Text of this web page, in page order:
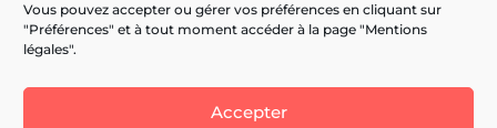
Vous pouvez accepter ou gérer vos préférences en cliquant sur
"Préférences" et à tout moment accéder à la page "Mentions
légales".
Accepter